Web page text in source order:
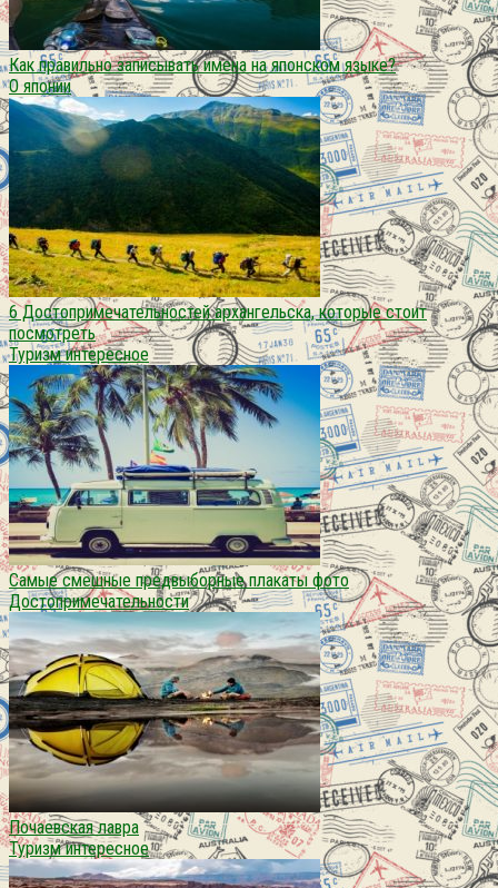
Как правильно записывать имена на японском языке?
О японии
6 Достопримечательностей архангельска, которые стоит
посмотреть
Туризм интересное
Самые смешные предвыборные плакаты фото
Достопримечательности
Почаевская лавра
Туризм интересное